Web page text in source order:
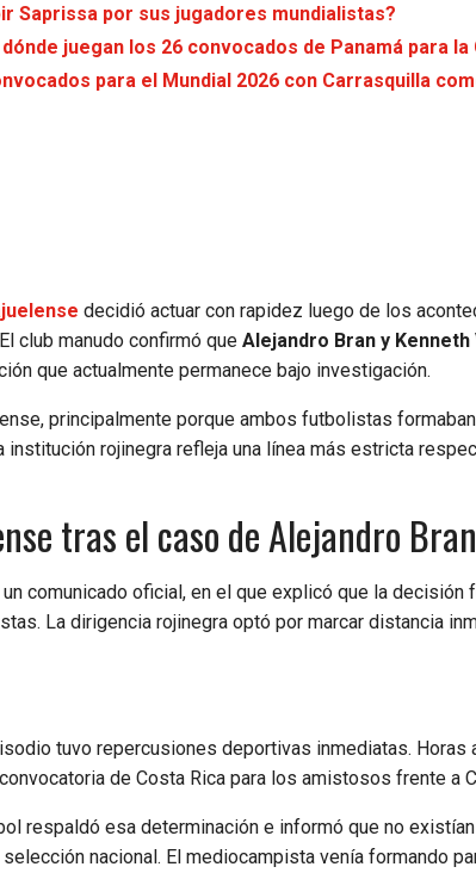
Saprissa por sus jugadores mundialistas?
juegan los 26 convocados de Panamá para la
para el Mundial 2026 con Carrasquilla
decidió actuar con rapidez luego de los
club manudo confirmó que Alejandro Bran y Kenneth
que actualmente permanece bajo investigación.
principalmente porque ambos futbolistas
institución rojinegra refleja una línea más estricta
tras el caso de Alejandro
comunicado oficial, en el que explicó que la decisión
La dirigencia rojinegra optó por marcar distancia
tuvo repercusiones deportivas inmediatas. Horas
de Costa Rica para los amistosos frente a
respaldó esa determinación e informó que no
nacional. El mediocampista venía formando